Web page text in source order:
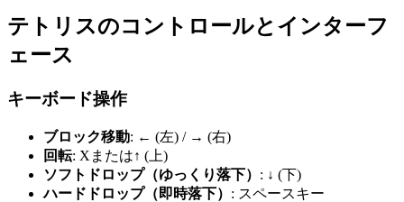
テトリスのコントロールとインターフ
ェース
キーボード操作
ブロック移動: ← (左) / → (右)
回転: Xまたは↑ (上)
ソフトドロップ（ゆっくり落下） : ↓ (下)
ハードドロップ（即時落下） : スペースキー